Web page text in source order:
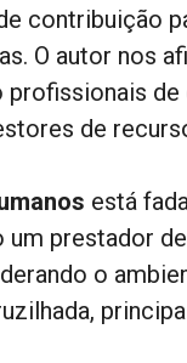
contribuição
O autor nos
de
de
está
prestador
o